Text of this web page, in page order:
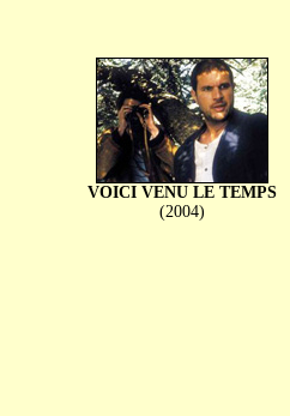
VOICI VENU LE TEMPS
(2004)